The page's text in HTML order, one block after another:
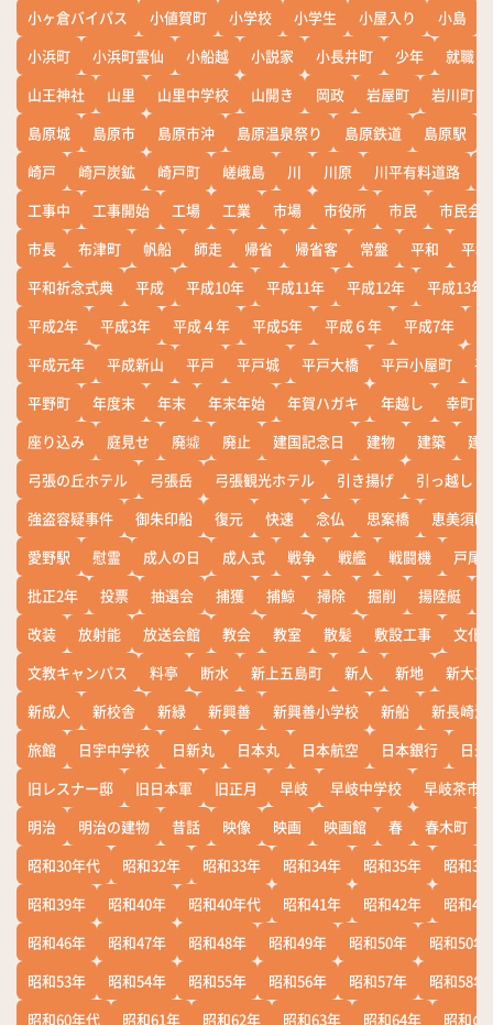
小ヶ倉バイパス 小値賀町 小学校 小学生 小屋入り 小島
小浜町
小浜町雲仙 小船越 小説家 小長井町 少年
就職
山王神社
山里 山里中学校 山開き 岡政 岩屋町
岩川町
島原城
島原市 島原市沖 島原温泉祭り 島原鉄道 島原駅
崎戸
崎戸炭鉱 崎戸町 嵯峨島 川 川原 川平有料道路
工事中
工事開始 工場 工業 市場 市役所 市民
市民会
市長
布津町 帆船 師走 帰省 帰省客 常盤 平和
平
平和祈念式典
平成 平成10年 平成11年 平成12年
平成13年
平成2年
平成3年 平成４年 平成5年 平成６年 平成7年
平成元年
平成新山 平戸 平戸城 平戸大橋 平戸小屋町
平
平野町
年度末 年末 年末年始 年賀ハガキ 年越し
幸町
座り込み
庭見せ 廃墟 廃止 建国記念日 建物 建築
建
弓張の丘ホテル
弓張岳 弓張観光ホテル 引き揚げ
引っ越し
強盗容疑事件
御朱印船 復元 快速 念仏 思案橋
恵美須町
愛野駅
慰霊 成人の日 成人式 戦争 戦艦 戦闘機
戸尾
批正2年
投票 抽選会 捕獲 捕鯨 掃除 掘削 揚陸艇
改装
放射能 放送会館 教会 教室 散髪 敷設工事
文化
文教キャンパス
料亭 断水 新上五島町 新人 新地
新大工
新成人
新校舎 新緑 新興善 新興善小学校 新船
新長崎漁
旅館
日宇中学校 日新丸 日本丸 日本航空 日本銀行
日
旧レスナー邸
旧日本軍 旧正月 早岐 早岐中学校
早岐茶市
明治
明治の建物 昔話 映像 映画 映画館 春 春木町
昭和30年代
昭和32年 昭和33年 昭和34年 昭和35年
昭和36
昭和39年
昭和40年 昭和40年代 昭和41年 昭和42年
昭和43
昭和46年
昭和47年 昭和48年 昭和49年 昭和50年
昭和50年
昭和53年
昭和54年 昭和55年 昭和56年 昭和57年
昭和58年
昭和60年代
昭和61年 昭和62年 昭和63年 昭和64年
昭和の